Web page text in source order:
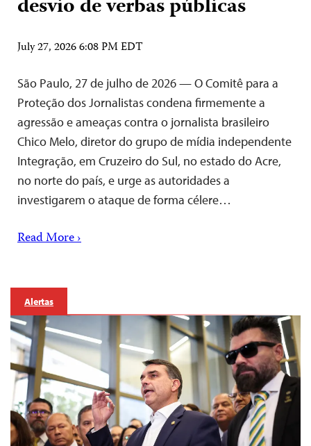
desvio de verbas públicas
July 27, 2026 6:08 PM EDT
São Paulo, 27 de julho de 2026 — O Comitê para a
Proteção dos Jornalistas condena firmemente a
agressão e ameaças contra o jornalista brasileiro
Chico Melo, diretor do grupo de mídia independente
Integração, em Cruzeiro do Sul, no estado do Acre,
no norte do país, e urge as autoridades a
investigarem o ataque de forma célere…
Read More ›
Alertas